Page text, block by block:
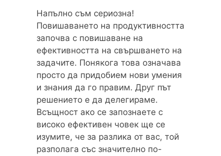
Напълно съм сериозна!
Повишаването на продуктивността
започва с повишаване на
ефективността на свършването на
задачите. Понякога това означава
просто да придобием нови умения
и знания да го правим. Друг път
решението е да делегираме.
Всъщност ако се запознаете с
високо ефективен човек ще се
изумите, че за разлика от вас, той
разполага със значително по-